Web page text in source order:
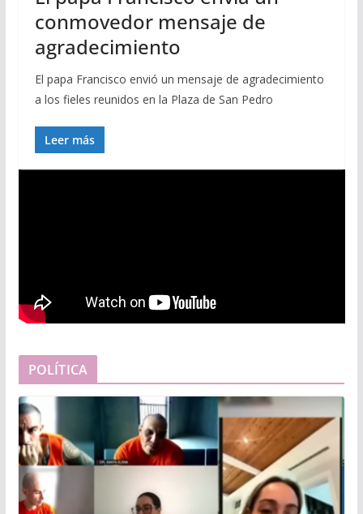
conmovedor mensaje de
agradecimiento
El papa Francisco envió un mensaje de agradecimiento
a los fieles reunidos en la Plaza de San Pedro
Leer más
POLÍTICA